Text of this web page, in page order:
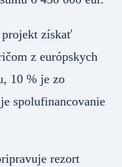
projekt získať
z európskych
10 % je zo
spolufinancovanie
rezort